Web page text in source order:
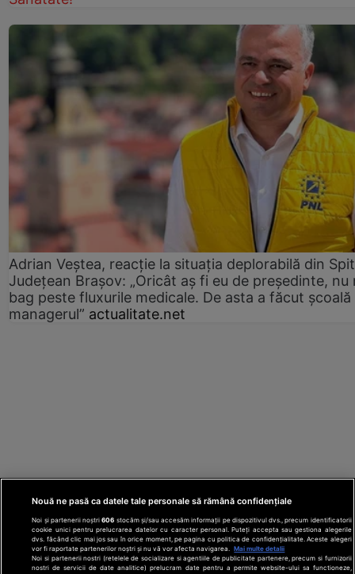
Adrian Veștea, reacție la situația deplorabilă din
Județean Brașov: „Oricât aș fi eu de președinte, nu
bag peste fluxurile medicale. De asta a făcut școală
managerul” actualitate.net
Nouă ne pasă ca datele tale personale să rămână confidențiale
Noi și partenerii noștri606 stocăm și/sau accesăm informații pe dispozitivul dvs., precum identificatorii
cookie unici pentru prelucrarea datelor cu caracter personal. Puteți accepta sau gestiona alegerile
dvs. făcând clic mai jos sau în orice moment, pe pagina cu politica de confidențialitate. Aceste alegeri
vor fi raportate partenerilor noștri și nu vă vor afecta navigarea.
Mai multe detalii
Noi si partenerii nostri (retelele de socializare si agentiile de publicitate partenere, precum si furnizorii
nostri de servicii de date analitice) prelucram date pentru a permite website-ului sa functioneze,